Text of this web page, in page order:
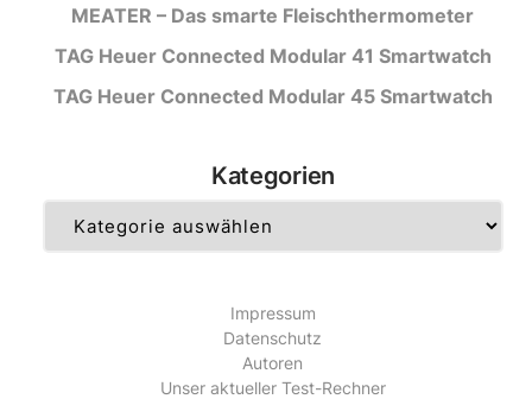
MEATER – Das smarte Fleischthermometer
TAG Heuer Connected Modular 41 Smartwatch
TAG Heuer Connected Modular 45 Smartwatch
Kategorien
Impressum
Datenschutz
Autoren
Unser aktueller Test-Rechner